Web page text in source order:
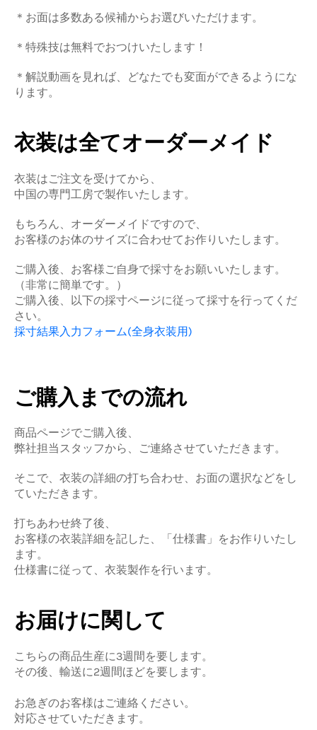
＊お面は多数ある候補からお選びいただけます。
＊特殊技は無料でおつけいたします！
＊解説動画を見れば、どなたでも変面ができるようにな
ります。
衣装は全てオーダーメイド
衣装はご注文を受けてから、
中国の専門工房で製作いたします。
もちろん、オーダーメイドですので、
お客様のお体のサイズに合わせてお作りいたします。
ご購入後、お客様ご自身で採寸をお願いいたします。
（非常に簡単です。）
ご購入後、以下の採寸ページに従って採寸を行ってくだ
さい。
採寸結果入力フォーム(全身衣装用)
ご購入までの流れ
商品ページでご購入後、
弊社担当スタッフから、ご連絡させていただきます。
そこで、衣装の詳細の打ち合わせ、お面の選択などをし
ていただきます。
打ちあわせ終了後、
お客様の衣装詳細を記した、「仕様書」をお作りいたし
ます。
仕様書に従って、衣装製作を行います。
お届けに関して
こちらの商品生産に3週間を要します。
その後、輸送に2週間ほどを要します。
お急ぎのお客様はご連絡ください。
対応させていただきます。